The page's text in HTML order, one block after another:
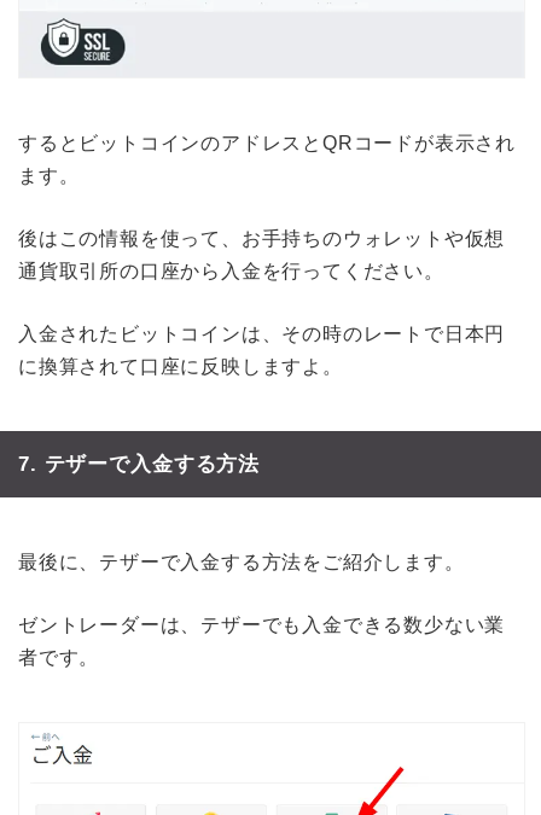
するとビットコインのアドレスとQRコードが表示され
ます。
後はこの情報を使って、お手持ちのウォレットや仮想
通貨取引所の口座から入金を行ってください。
入金されたビットコインは、その時のレートで日本円
に換算されて口座に反映しますよ。
7. テザーで入金する方法
最後に、テザーで入金する方法をご紹介します。
ゼントレーダーは、テザーでも入金できる数少ない業
者です。